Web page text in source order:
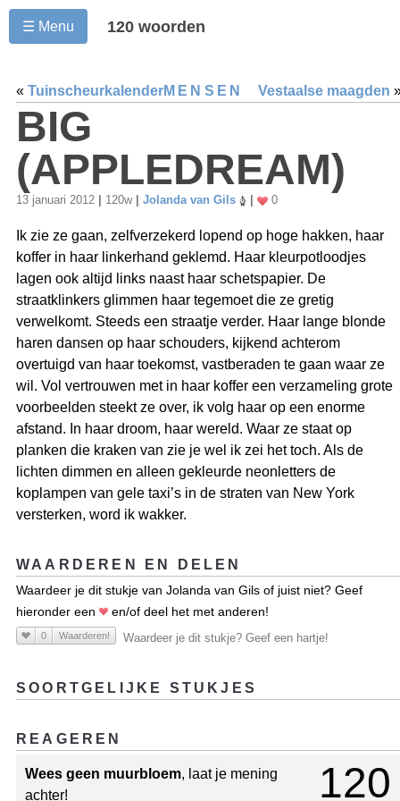
☰ Menu 120 woorden
« Tuinscheurkalender Vestaalse maagden
MENSEN
BIG
(APPLEDREAM)
13 januari 2012 120w Jolanda van Gils 0
Ik zie ze gaan, zelfverzekerd lopend op hoge hakken, haar
koffer in haar linkerhand geklemd. Haar kleurpotloodjes
lagen ook altijd links naast haar schetspapier. De
straatklinkers glimmen haar tegemoet die ze gretig
verwelkomt. Steeds een straatje verder. Haar lange blonde
haren dansen op haar schouders, kijkend achterom
overtuigd van haar toekomst, vastberaden te gaan waar ze
wil. Vol vertrouwen met in haar koffer een verzameling grote
voorbeelden steekt ze over, ik volg haar op een enorme
afstand. In haar droom, haar wereld. Waar ze staat op
planken die kraken van zie je wel ik zei het toch. Als de
lichten dimmen en alleen gekleurde neonletters de
koplampen van gele taxi’s in de straten van New York
versterken, word ik wakker.
WAARDEREN EN DELEN
Waardeer je dit stukje van Jolanda van Gils of juist niet? Geef
hieronder een
en/of deel het met anderen!
0 Waarderen! Waardeer je dit stukje? Geef een hartje!
SOORTGELIJKE STUKJES
REAGEREN
120
Wees geen muurbloem, laat je mening
achter!